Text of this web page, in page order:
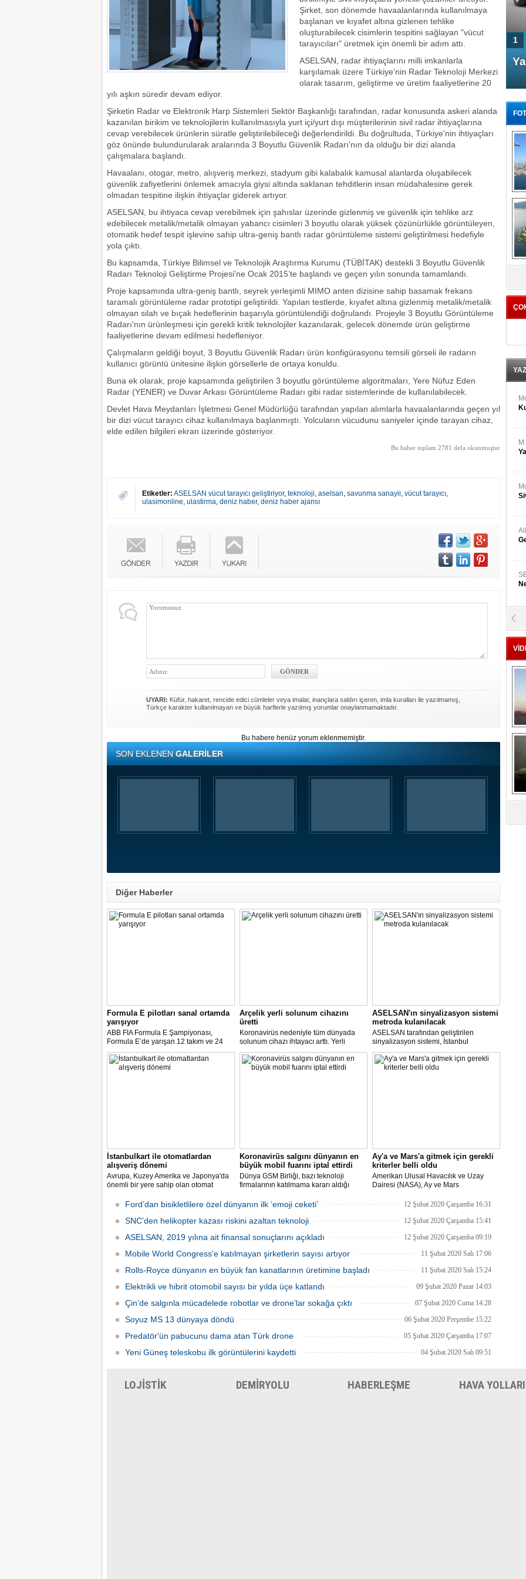
Şirket, son dönemde havaalanlarında kullanılmaya
başlanan ve kıyafet altına gizlenen tehlike
oluşturabilecek cisimlerin tespitini sağlayan "vücut
tarayıcıları" üretmek için önemli bir adım attı.
ASELSAN, radar ihtiyaçlarını milli imkanlarla
karşılamak üzere Türkiye’nin Radar Teknoloji Merkezi
olarak tasarım, geliştirme ve üretim faaliyetlerine 20
yılı aşkın süredir devam ediyor.
Şirketin Radar ve Elektronik Harp Sistemleri Sektör Başkanlığı tarafından, radar konusunda askeri alanda
kazanılan birikim ve teknolojilerin kullanılmasıyla yurt içi/yurt dışı müşterilerinin sivil radar ihtiyaçlarına
cevap verebilecek ürünlerin süratle geliştirilebileceği değerlendirildi. Bu doğrultuda, Türkiye'nin ihtiyaçları
göz önünde bulundurularak aralarında 3 Boyutlu Güvenlik Radarı'nın da olduğu bir dizi alanda
çalışmalara başlandı.
Havaalanı, otogar, metro, alışveriş merkezi, stadyum gibi kalabalık kamusal alanlarda oluşabilecek
güvenlik zafiyetlerini önlemek amacıyla giysi altında saklanan tehditlerin insan müdahalesine gerek
olmadan tespitine ilişkin ihtiyaçlar giderek artıyor.
ASELSAN, bu ihtiyaca cevap verebilmek için şahıslar üzerinde gizlenmiş ve güvenlik için tehlike arz
edebilecek metalik/metalik olmayan yabancı cisimleri 3 boyutlu olarak yüksek çözünürlükle görüntüleyen,
otomatik hedef tespit işlevine sahip ultra-geniş bantlı radar görüntüleme sistemi geliştirilmesi hedefiyle
yola çıktı.
Bu kapsamda, Türkiye Bilimsel ve Teknolojik Araştırma Kurumu (TÜBİTAK) destekli 3 Boyutlu Güvenlik
Radarı Teknoloji Geliştirme Projesi'ne Ocak 2015’te başlandı ve geçen yılın sonunda tamamlandı.
Proje kapsamında ultra-geniş bantlı, seyrek yerleşimli MIMO anten dizisine sahip basamak frekans
taramalı görüntüleme radar prototipi geliştirildi. Yapılan testlerde, kıyafet altına gizlenmiş metalik/metalik
olmayan silah ve bıçak hedeflerinin başarıyla görüntülendiği doğrulandı. Projeyle 3 Boyutlu Görüntüleme
Radarı'nın ürünleşmesi için gerekli kritik teknolojiler kazanılarak, gelecek dönemde ürün geliştirme
faaliyetlerine devam edilmesi hedefleniyor.
Çalışmaların geldiği boyut, 3 Boyutlu Güvenlik Radarı ürün konfigürasyonu temsili görseli ile radarın
kullanıcı görüntü ünitesine ilişkin görsellerle de ortaya konuldu.
Buna ek olarak, proje kapsamında geliştirilen 3 boyutlu görüntüleme algoritmaları, Yere Nüfuz Eden
Radar (YENER) ve Duvar Arkası Görüntüleme Radarı gibi radar sistemlerinde de kullanılabilecek.
Devlet Hava Meydanları İşletmesi Genel Müdürlüğü tarafından yapılan alımlarla havaalanlarında geçen yıl
bir dizi vücut tarayıcı cihaz kullanılmaya başlanmıştı. Yolcuların vücudunu saniyeler içinde tarayan cihaz,
elde edilen bilgileri ekran üzerinde gösteriyor.
Bu haber toplam 2781 defa okunmuştur
Etiketler: ASELSAN vücut tarayıcı geliştiriyor, teknoloji, aselsan, savunma sanayii, vücut tarayıcı,
ulasimonline, ulastirma, deniz haber, deniz haber ajansı
UYARI: Küfür, hakaret, rencide edici cümleler veya imalar, inançlara saldırı içeren, imla kuralları ile yazılmamış,
Türkçe karakter kullanılmayan ve büyük harflerle yazılmış yorumlar onaylanmamaktadır.
Bu habere henüz yorum eklenmemiştir.
SON EKLENENGALERİLER
Diğer Haberler
Formula E pilotları sanal ortamda
yarışıyor
ABB FIA Formula E Şampiyonası,
Formula E’de yarışan 12 takım ve 24
pilot ile birlikte “ABB Formula E Race at
Home Challenge” organizasyonunda
yarışacak.
Arçelik yerli solunum cihazını
üretti
Koronavirüs nedeniyle tüm dünyada
solunum cihazı ihtayacı arttı. Yerli
solunum cihazı için ilk çalışmayı, Biosys
Biyomedikal tasarladı, Arçelik üretti.
ASELSAN ve Baykar Savunma
ASELSAN'ın sinyalizasyon sistemi
metroda kulanılacak
ASELSAN tarafından geliştirilen
sinyalizasyon sistemi, İstanbul
metrosunda kullanılacak.
İstanbulkart ile otomatlardan
alışveriş dönemi
Avrupa, Kuzey Amerika ve Japonya'da
önemli bir yere sahip olan otomat
Uluslararası Fuarcılık tarafından
Servis Sistemler Fuarı VENDEX
Koronavirüs salgını dünyanın en
büyük mobil fuarını iptal ettirdi
Dünya GSM Birliği, bazı teknoloji
firmalarının katılmama kararı aldığı
yapılmayacağını açıkladı.
Ay'a ve Mars'a gitmek için gerekli
kriterler belli oldu
Amerikan Ulusal Havacılık ve Uzay
Dairesi (NASA), Ay ve Mars
için ilan verdi.
Ford’dan bisikletlilere özel dünyanın ilk ‘emoji ceketi’ 12 Şubat 2020 Çarşamba 16:31
SNC’den helikopter kazası riskini azaltan teknoloji 12 Şubat 2020 Çarşamba 15:41
ASELSAN, 2019 yılına ait finansal sonuçlarını açıkladı 12 Şubat 2020 Çarşamba 09:19
Mobile World Congress'e katılmayan şirketlerin sayısı artıyor 11 Şubat 2020 Salı 17:06
Rolls-Royce dünyanın en büyük fan kanatlarının üretimine başladı 11 Şubat 2020 Salı 15:24
Elektrikli ve hibrit otomobil sayısı bir yılda üçe katlandı 09 Şubat 2020 Pazar 14:03
Çin’de salgınla mücadelede robotlar ve drone’lar sokağa çıktı 07 Şubat 2020 Cuma 14:28
Soyuz MS 13 dünyaya döndü 06 Şubat 2020 Perşembe 15:22
Predatör'ün pabucunu dama atan Türk drone 05 Şubat 2020 Çarşamba 17:07
Yeni Güneş teleskobu ilk görüntülerini kaydetti 04 Şubat 2020 Salı 09:51
4 Kapılı AMG GT Coupe
Türkiye'de satışa çıktı
1
LOJİSTİK DEMİRYOLU HABERLEŞME HAVA YOLLARI